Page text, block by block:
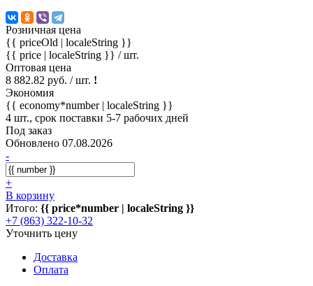
Розничная цена
{{ priceOld | localeString }}
{{ price | localeString }} / шт.
Оптовая цена
8 882.82 руб. / шт. !
Экономия
{{ economy*number | localeString }}
4 шт., срок поставки 5-7 рабочих дней
Под заказ
Обновлено 07.08.2026
-
+
В корзину
Итого: {{ price*number | localeString }}
+7 (863) 322-10-32
Уточнить цену
Доставка
Оплата